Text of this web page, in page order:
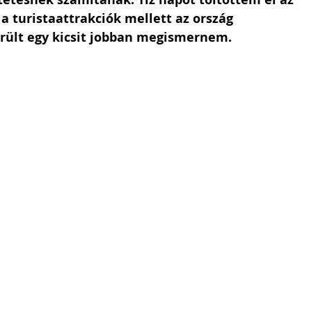
a turistaattrakciók mellett az ország
egy kicsit jobban megismernem.